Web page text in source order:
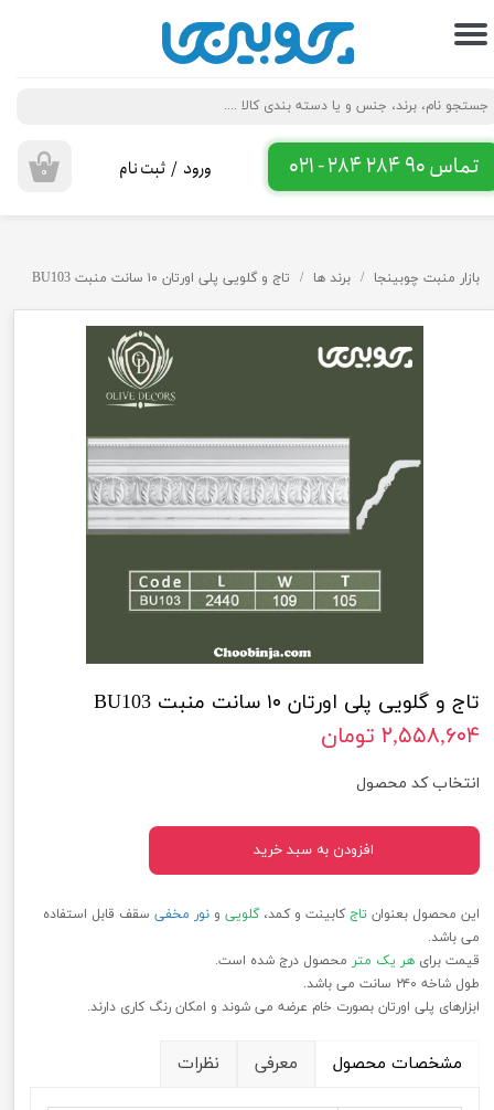
تماس 90 284 284 - 021 ۰ ورود / ثبت نام
حساب کاربری من
تغییر گذر واژه
سفارشات
خروج از حساب کاربری
بازار منبت چوبینجا برند ها تاج و گلویی پلی اورتان ۱۰ سانت منبت BU103
تاج و گلویی پلی اورتان ۱۰ سانت منبت BU103
۲,۵۵۸,۶۰۴ تومان
این محصول بعنوان تاجکابینت و کمد،گلویی و نور مخفی سقف قابل استفاده
می باشد.
قیمت برای هر یک متر محصول درج شده است.
طول شاخه ۲۴۰ سانت می باشد.
ابزارهای پلی اورتان بصورت خام عرضه می شوند و امکان رنگ کاری دارند.
انتخاب کد محصول
افزودن به سبد خرید
مشخصات محصول معرفی نظرات